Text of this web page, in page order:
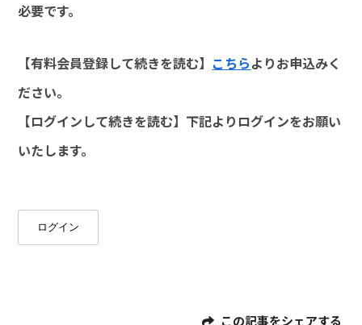
必要です。
【有料会員登録して続きを読む】 こちらよりお申込みく
ださい。
【ログインして続きを読む】下記よりログインをお願い
いたします。
ログイン
この記事をシェアする